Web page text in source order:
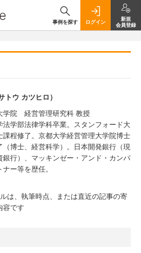
事例を探す ログイン
新規
会員登録
トウ カツヒロ）
学院 経営管理研究科 教授
法学部法律学科卒業。スタンフォード大
課程修了。京都大学経営管理大学院博士
（博士、経営科学）。日本開発銀行（現
銀行）、マッキンゼー・アンド・カンパ
ー等を歴任。
は、執筆時点、または直近の記事の寄
容です